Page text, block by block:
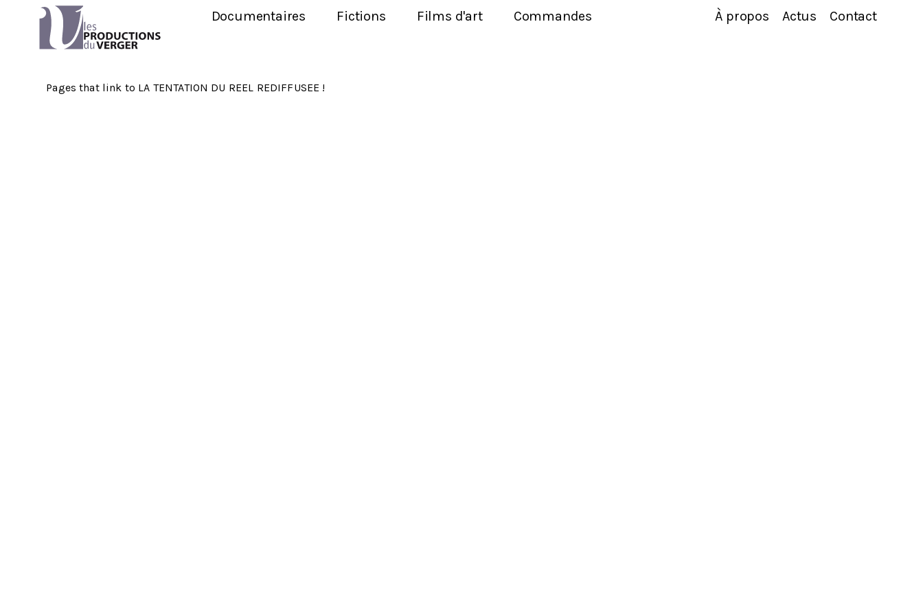
Aller au contenu principal
Documentaires Fictions Films d'art Commandes À propos Actus Contact
Pages that link to LA TENTATION DU REEL REDIFFUSEE !